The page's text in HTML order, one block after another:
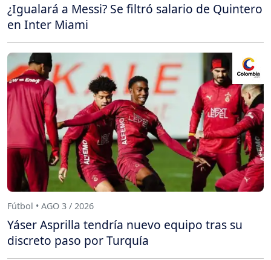
¿Igualará a Messi? Se filtró salario de Quintero
en Inter Miami
Fútbol • AGO 3 / 2026
Yáser Asprilla tendría nuevo equipo tras su
discreto paso por Turquía